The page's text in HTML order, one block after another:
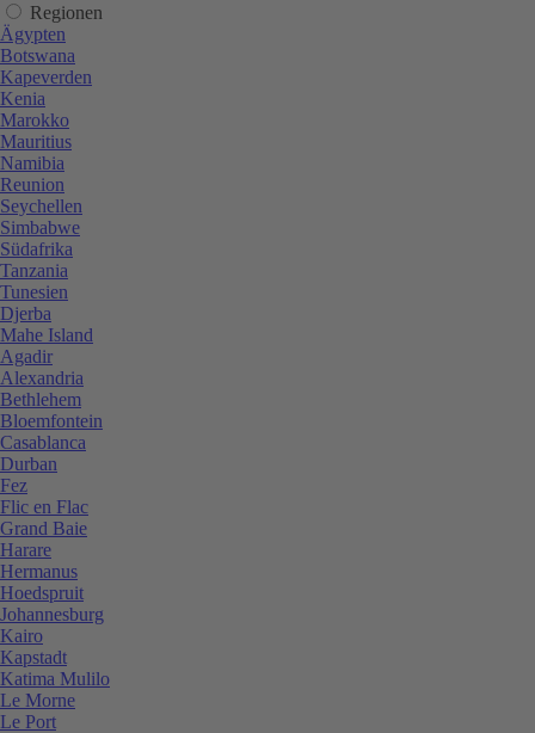
Regionen
Ägypten
Botswana
Kapeverden
Kenia
Marokko
Mauritius
Namibia
Reunion
Seychellen
Simbabwe
Südafrika
Tanzania
Tunesien
Djerba
Mahe Island
Agadir
Alexandria
Bethlehem
Bloemfontein
Casablanca
Durban
Fez
Flic en Flac
Grand Baie
Harare
Hermanus
Hoedspruit
Johannesburg
Kairo
Kapstadt
Katima Mulilo
Le Morne
Le Port